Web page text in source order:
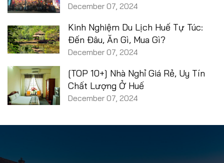
December 07, 2024
Kinh Nghiệm Du Lịch Huế Tự Túc:
Đến Đâu, Ăn Gì, Mua Gì?
December 07, 2024
[TOP 10+] Nhà Nghỉ Giá Rẻ, Uy Tín
Chất Lượng Ở Huế
December 07, 2024